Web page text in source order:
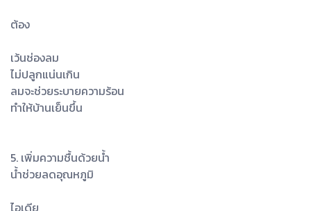
ต้อง
เว้นช่องลม
ไม่ปลูกแน่นเกิน
ลมจะช่วยระบายความร้อน
ทำให้บ้านเย็นขึ้น
5. เพิ่มความชื้นด้วยน้ำ
น้ำช่วยลดอุณหภูมิ
ไอเดีย